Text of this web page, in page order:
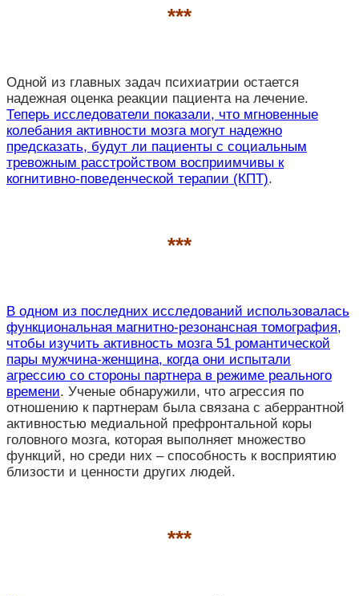
***
Одной из главных задач психиатрии остается
надежная оценка реакции пациента на лечение.
Теперь исследователи показали, что мгновенные
колебания активности мозга могут надежно
предсказать, будут ли пациенты с социальным
тревожным расстройством восприимчивы к
когнитивно-поведенческой терапии (КПТ).
***
В одном из последних исследований использовалась
функциональная магнитно-резонансная томография,
чтобы изучить активность мозга 51 романтической
пары мужчина-женщина, когда они испытали
агрессию со стороны партнера в режиме реального
времени. Ученые обнаружили, что агрессия по
отношению к партнерам была связана с аберрантной
активностью медиальной префронтальной коры
головного мозга, которая выполняет множество
функций, но среди них – способность к восприятию
близости и ценности других людей.
***